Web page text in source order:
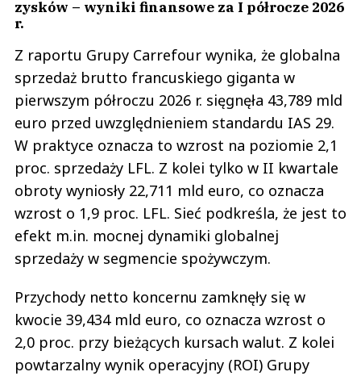
zysków ­– wyniki finansowe za I półrocze 2026
r.
Z raportu Grupy Carrefour wynika, że globalna
sprzedaż brutto francuskiego giganta w
pierwszym półroczu 2026 r. sięgnęła 43,789 mld
euro przed uwzględnieniem standardu IAS 29.
W praktyce oznacza to wzrost na poziomie 2,1
proc. sprzedaży LFL. Z kolei tylko w II kwartale
obroty wyniosły 22,711 mld euro, co oznacza
wzrost o 1,9 proc. LFL. Sieć podkreśla, że jest to
efekt m.in. mocnej dynamiki globalnej
sprzedaży w segmencie spożywczym.
Przychody netto koncernu zamknęły się w
kwocie 39,434 mld euro, co oznacza wzrost o
2,0 proc. przy bieżących kursach walut. Z kolei
powtarzalny wynik operacyjny (ROI) Grupy